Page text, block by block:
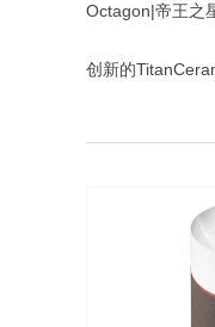
Octagon|帝王之
创新的